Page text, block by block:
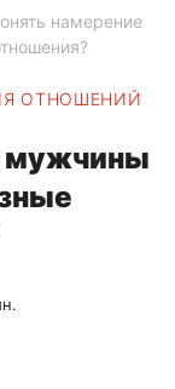
намерение
ОТНОШЕНИЙ
мужчины